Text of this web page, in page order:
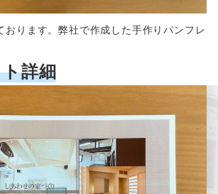
おります。弊社で作成した手作りパンフレ
詳細